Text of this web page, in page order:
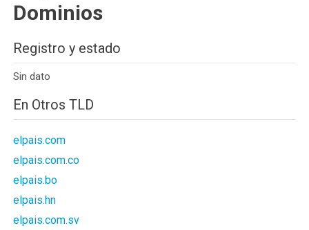
Dominios
Registro y estado
Sin dato
En Otros TLD
elpais.com
elpais.com.co
elpais.bo
elpais.hn
elpais.com.sv